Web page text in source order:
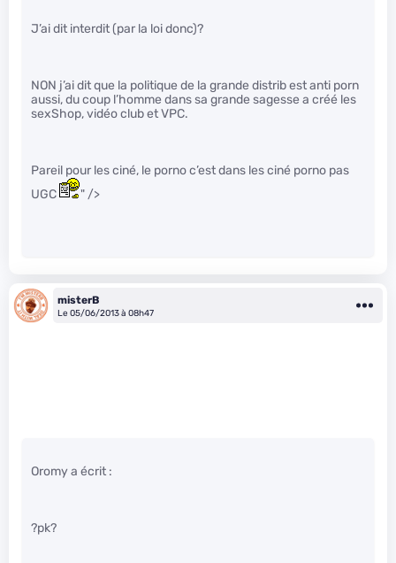
J’ai dit interdit (par la loi donc)?
NON j’ai dit que la politique de la grande distrib est anti porn
aussi, du coup l’homme dans sa grande sagesse a créé les
sexShop, vidéo club et VPC.
Pareil pour les ciné, le porno c’est dans les ciné porno pas
UGC
" />
misterB
Le 05/06/2013 à 08h47
Oromy a écrit :
?pk?